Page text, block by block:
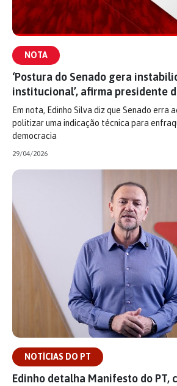
NOTA
‘Postura do Senado gera
institucional’, afirma presidente
Em nota, Edinho Silva diz que Senado erra
politizar uma indicação técnica para
democracia
29/04/2026
NOTÍCIAS DO PT
Edinho detalha Manifesto do PT,